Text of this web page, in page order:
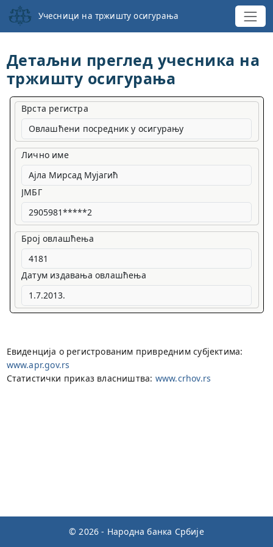
Учесници на тржишту осигурања
Детаљни преглед учесника на
тржишту осигурања
Врста регистра
Овлашћени посредник у осигурању
Лично име
ЈМБГ
Број овлашћења
Датум издавања овлашћења
Евиденција о регистрованим привредним субјектима:
www.apr.gov.rs
Статистички приказ власништва: www.crhov.rs
© 2026 - Народна банка Србије